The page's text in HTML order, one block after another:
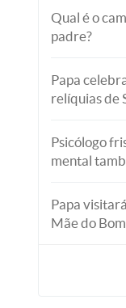
Qual é o
padre?
Papa
relíquias de
Psicólogo
mental
Papa
Mãe do